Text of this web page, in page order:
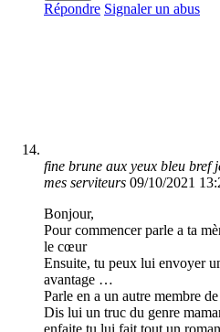
Répondre Signaler un abus
fine brune aux yeux bleu bref
mes serviteurs 09/10/2021
Bonjour,
Pour commencer parle a ta
le cœur
Ensuite, tu peux lui envoyer
avantage …
Parle en a un autre membre
Dis lui un truc du genre
enfaite tu lui fait tout un